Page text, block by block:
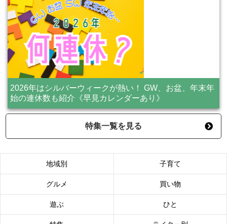
2026年はシルバーウィークが熱い！ GW、お盆、年末年
始の連休数も紹介《早見カレンダーあり》
特集一覧を見る
地域別 子育て
グルメ 買い物
遊ぶ ひと